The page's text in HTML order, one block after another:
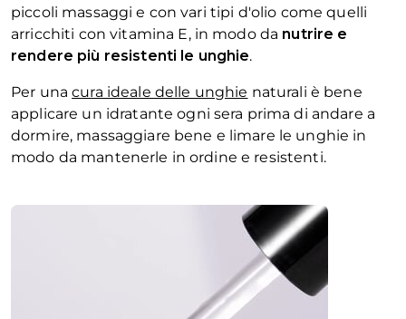
piccoli massaggi e con vari tipi d'olio come quelli
arricchiti con vitamina E, in modo da nutrire e
rendere più resistenti le unghie.
Per unacura ideale delle unghie naturali è bene
applicare un idratante ogni sera prima di andare a
dormire, massaggiare bene e limare le unghie in
modo da mantenerle in ordine e resistenti.